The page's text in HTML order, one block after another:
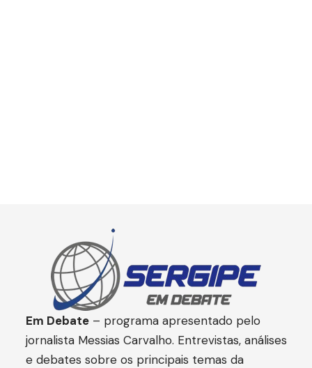
Em Debate – programa apresentado pelo
jornalista Messias Carvalho. Entrevistas, análises
e debates sobre os principais temas da